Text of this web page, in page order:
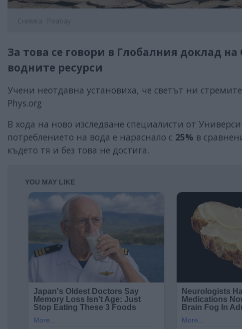
Снимка: Pixabay
За това се говори в Глобалния доклад
водните ресурси
Учени неотдавна установиха, че светът ни
Phys.org
В хода на ново изследване специалисти от
потреблението на вода е нараснало с 25% в
където тя и без това не достига.